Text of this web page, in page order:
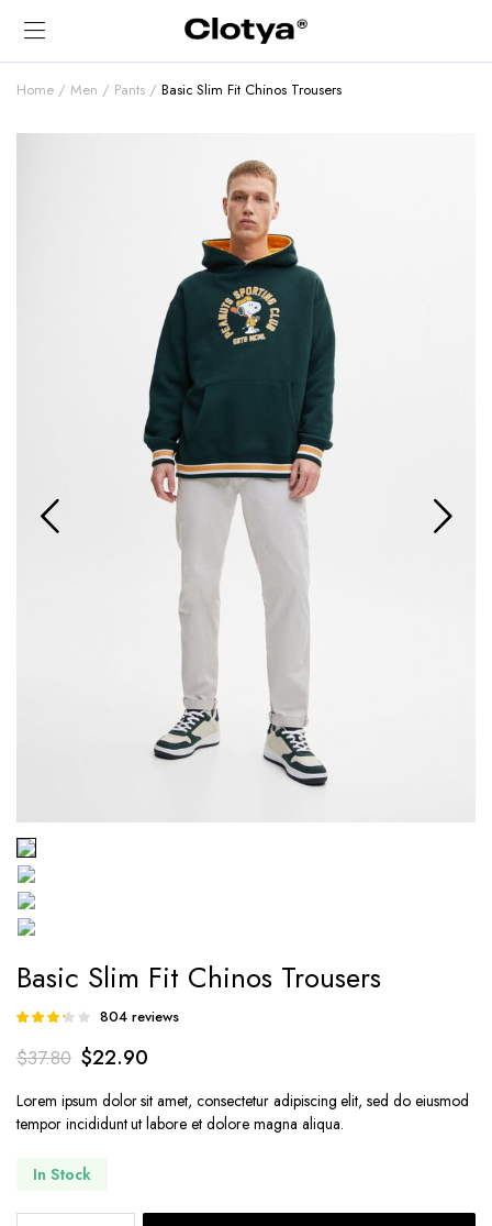
Home Men Pants Basic Slim Fit Chinos Trousers
Basic Slim Fit Chinos Trousers
Rated
out of 5
on
122
customer
ratings
804reviews
$37.80 $22.90
Lorem ipsum dolor sit amet, consectetur adipiscing elit, sed do eiusmod
tempor incididunt ut labore et dolore magna aliqua.
In Stock